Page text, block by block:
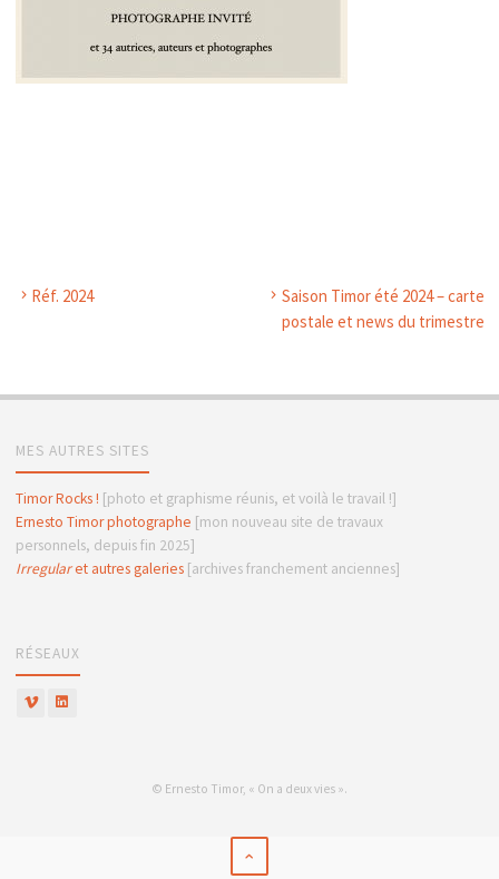
Réf. 2024
Saison Timor été 2024 – carte
postale et news du trimestre
MES AUTRES SITES
Timor Rocks ! [photo et graphisme réunis, et voilà le travail !]
Ernesto Timor photographe [mon nouveau site de travaux
personnels, depuis fin 2025]
Irregularet autres galeries[archives franchement anciennes]
RÉSEAUX
© Ernesto Timor, « On a deux vies ».